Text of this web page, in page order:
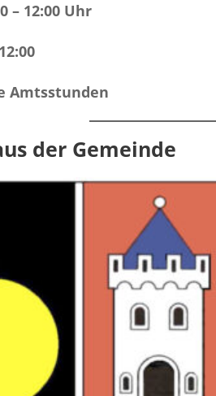
– 12:00 Uhr
Amtsstunden
der Gemeinde